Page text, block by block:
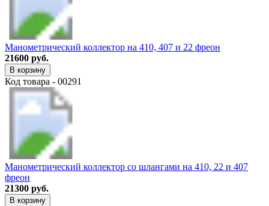
Манометрический коллектор на 410, 407 и 22 фреон
21600 руб.
В корзину
Код товара - 00291
Манометрический коллектор со шлангами на 410, 22 и 407
фреон
21300 руб.
В корзину